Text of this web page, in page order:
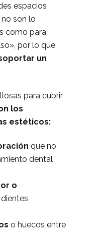
espacios
son lo
como para
por lo que
un
para cubrir
los
estéticos:
que no
dental
o
o huecos entre